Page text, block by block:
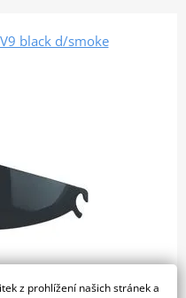
black d/smoke
z prohlížení našich stránek a